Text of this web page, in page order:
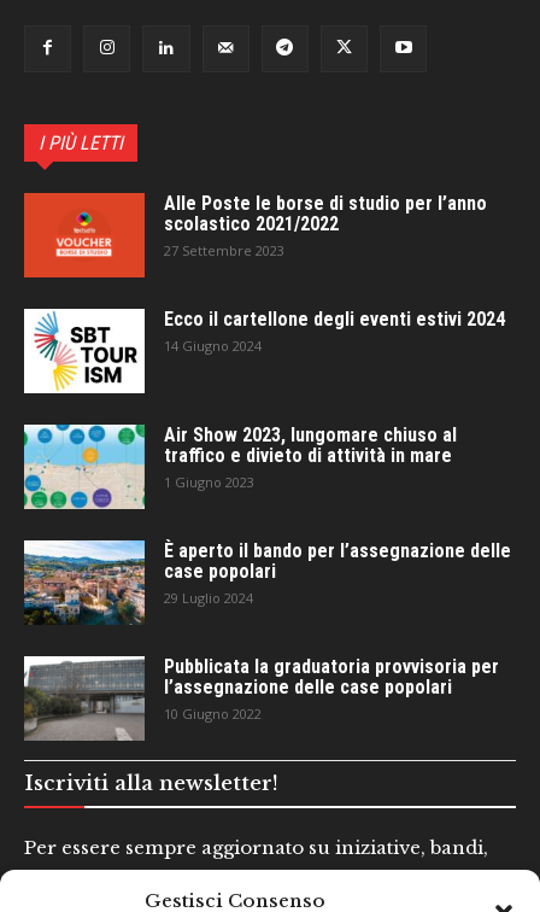
Gestisci Consenso
I PIÙ LETTI
Alle Poste le borse di studio per l’anno
scolastico 2021/2022
27 Settembre 2023
Ecco il cartellone degli eventi estivi 2024
14 Giugno 2024
Air Show 2023, lungomare chiuso al
traffico e divieto di attività in mare
1 Giugno 2023
È aperto il bando per l’assegnazione delle
case popolari
29 Luglio 2024
Pubblicata la graduatoria provvisoria per
l’assegnazione delle case popolari
10 Giugno 2022
Iscriviti alla newsletter!
Per essere sempre aggiornato su iniziative, bandi,